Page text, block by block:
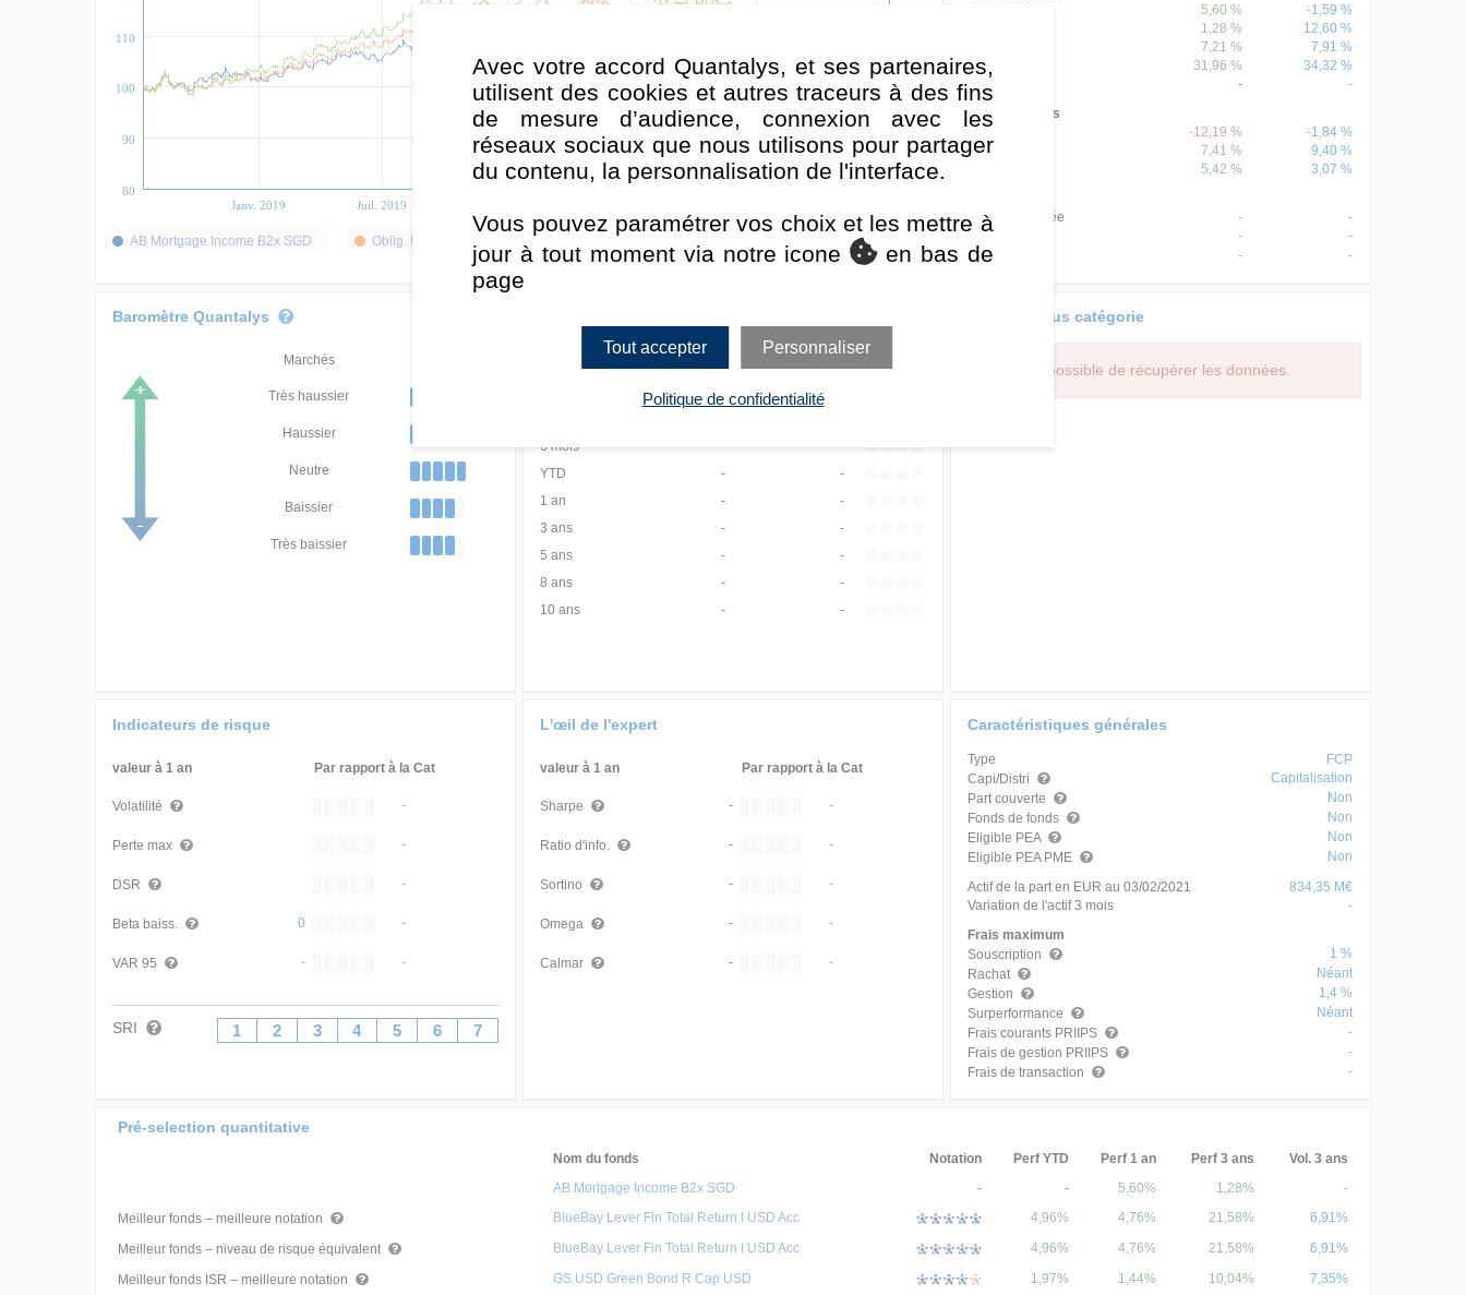
Janv. 2019 Juil. 2019
80
90
100
110
AB Mortgage Income B2x SGD Oblig. USD Diversifiées
5,60 %
-1,59 %
1,28 %
12,60 %
7,21 %
7,91 %
Perf. 8 ans
31,96 %
34,32 %
-
-
Perf. annuelles
-12,19 %
-1,84 %
Perf. 2019
7,41 %
9,40 %
5,42 %
3,07 %
Perf. annualisée
-
-
-
-
Sharpe
- -
Baromètre Quantalys
Marchés
Très haussier
Haussier
Neutre
Baissier
Très baissier
6 mois
YTD
-
-
1 an
-
-
3 ans
-
-
5 ans
-
-
8 ans
-
-
10 ans
- -
Fonds versus catégorie
Impossible de récupérer les données.
Indicateurs de risque
valeur à 1 an Par rapport à la Cat
Volatilité -
Perte max -
DSR -
Beta baiss. 0 -
VAR 95 - -
SRI 1 2 3 4 5 6 7
L'œil de l'expert
valeur à 1 an Par rapport à la Cat
Sharpe - -
Ratio d'info. - -
Sortino - -
Omega - -
Calmar - -
Caractéristiques générales
Type
FCP
Capi/Distri
Capitalisation
Part couverte
Non
Fonds de fonds
Non
Eligible PEA
Non
Eligible PEA PME
Non
Actif de la part en EUR au 03/02/2021
834,35 M€
Variation de l'actif 3 mois
-
Frais maximum
Souscription
1 %
Rachat
Néant
Gestion
1,4 %
Surperformance
Néant
Frais courants PRIIPS
-
Frais de gestion PRIIPS
-
Frais de transaction
-
Pré-selection quantitative
Nom du fonds Notation Perf YTD Perf 1 an Perf 3 ans
Vol. 3 ans
AB Mortgage Income B2x SGD
- - 5,60% 1,28%
-
Meilleur fonds – meilleure notation
BlueBay Lever Fin Total Return I USD Acc 4,96% 4,76% 21,58% 6,91%
Meilleur fonds – niveau de risque équivalent BlueBay Lever Fin Total Return I USD Acc 4,96% 4,76% 21,58% 6,91%
Meilleur fonds ISR – meilleure notation GS USD Green Bond R Cap USD 1,97% 1,44% 10,04% 7,35%
Avec votre accord Quantalys, et ses partenaires,
utilisent des cookies et autres traceurs à des fins
de mesure d’audience, connexion avec les
réseaux sociaux que nous utilisons pour partager
du contenu, la personnalisation de l'interface.
Vous pouvez paramétrer vos choix et les mettre à
jour à tout moment via notre icone
en bas de
page
Tout accepter Personnaliser
Politique de confidentialité